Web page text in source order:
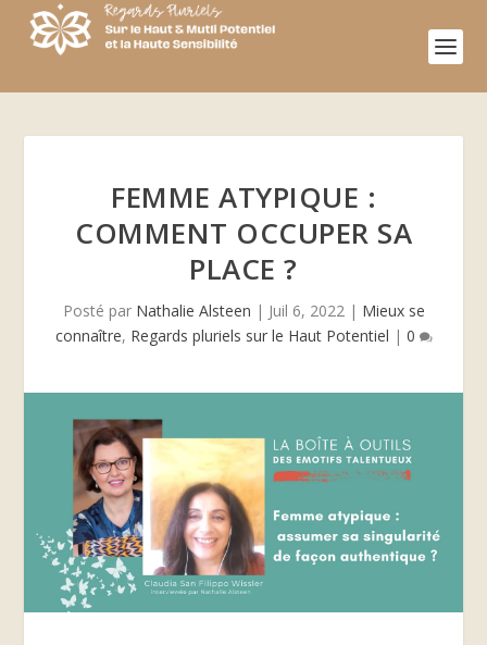
FEMME ATYPIQUE :
COMMENT OCCUPER SA
PLACE ?
Posté par Nathalie Alsteen | Juil 6, 2022| Mieux se
connaître, Regards pluriels sur le Haut Potentiel | 0